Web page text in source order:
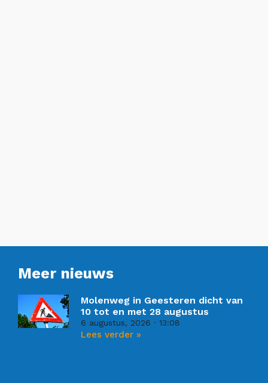
Meer nieuws
Molenweg in Geesteren dicht van
10 tot en met 28 augustus
6 augustus, 2026 13:08
Lees verder »